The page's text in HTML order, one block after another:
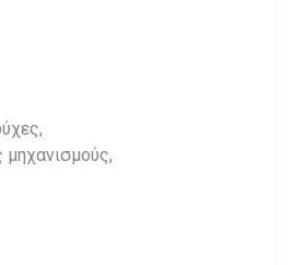
μηχανισμούς,